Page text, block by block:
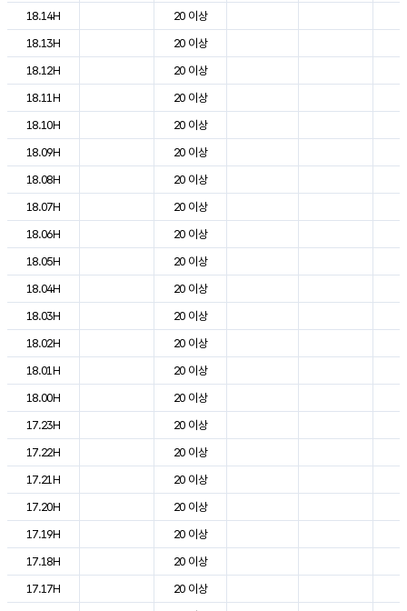
18.14H
20 이상
18.13H
20 이상
18.12H
20 이상
18.11H
20 이상
18.10H
20 이상
18.09H
20 이상
18.08H
20 이상
18.07H
20 이상
18.06H
20 이상
18.05H
20 이상
18.04H
20 이상
18.03H
20 이상
18.02H
20 이상
18.01H
20 이상
18.00H
20 이상
17.23H
20 이상
17.22H
20 이상
17.21H
20 이상
17.20H
20 이상
17.19H
20 이상
17.18H
20 이상
17.17H
20 이상